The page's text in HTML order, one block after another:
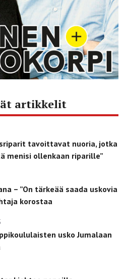
artikkelit
tavoittavat nuoria, jotka
menisi ollenkaan riparille”
– ”On tärkeää saada uskovia
korostaa
usko Jumalaan